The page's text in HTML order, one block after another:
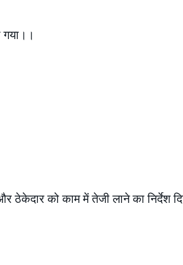
गया।।
ठेकेदार को काम में तेजी लाने का निर्देश